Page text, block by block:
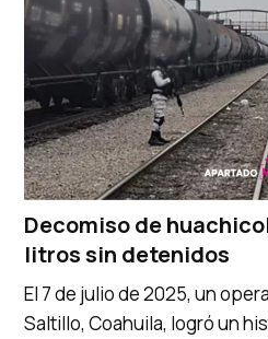
Decomiso de
litros sin detenidos
El 7 de julio de 2025, un
Saltillo, Coahuila, logró un